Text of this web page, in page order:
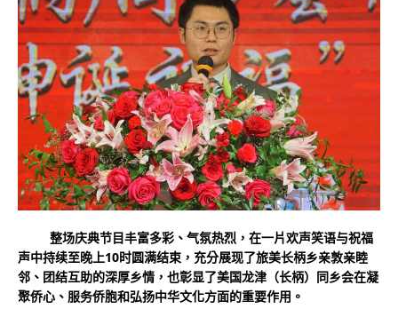
整场庆典节目丰富多彩、气氛热烈，在一片欢声笑语与祝福
声中持续至晚上10时圆满结束，充分展现了旅美长柄乡亲敦亲睦
邻、团结互助的深厚乡情，也彰显了美国龙津（长柄）同乡会在凝
聚侨心、服务侨胞和弘扬中华文化方面的重要作用。